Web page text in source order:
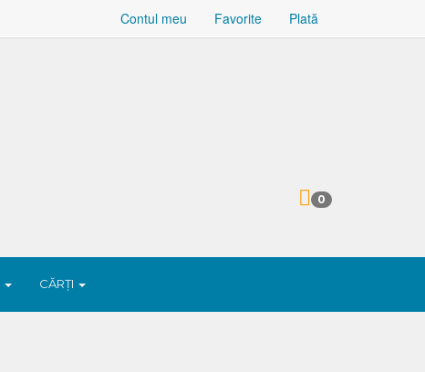
Contul meu Favorite Plată
0
CĂRȚI